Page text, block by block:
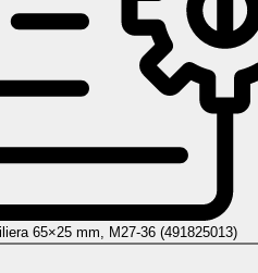
65×25 mm, M27-36 (491825013)